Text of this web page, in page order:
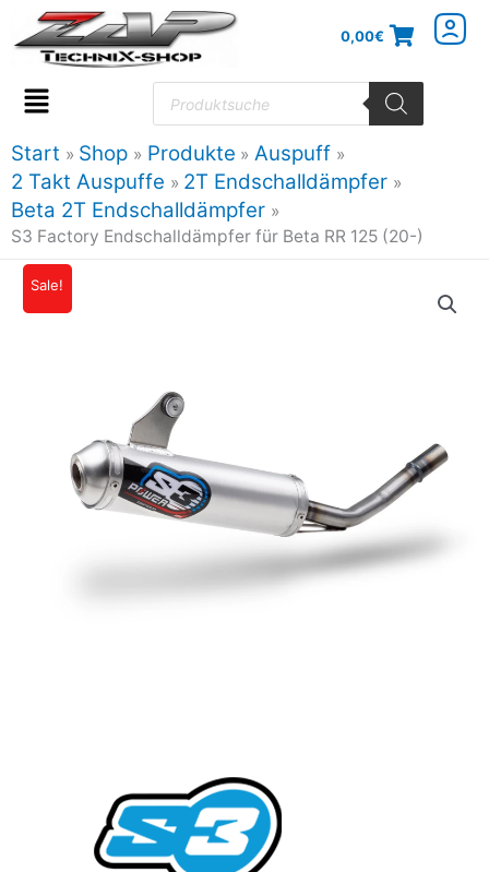
Inhalt
springen
0,00€
Flyout
Menu
Products
search
Start Shop Produkte
Auspuff
2 Takt Auspuffe
2T Endschalldämpfer
Beta 2T Endschalldämpfer
S3 Factory Endschalldämpfer für Beta RR 125 (20-)
Sale!
189,21€
Aktueller